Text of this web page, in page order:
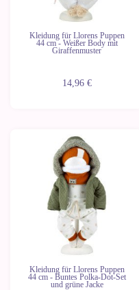
Kleidung für Llorens Puppen
44 cm - Weißer Body mit
Giraffenmuster
14,96 €
Kleidung für Llorens Puppen
44 cm - Buntes Polka-Dot-Set
und grüne Jacke